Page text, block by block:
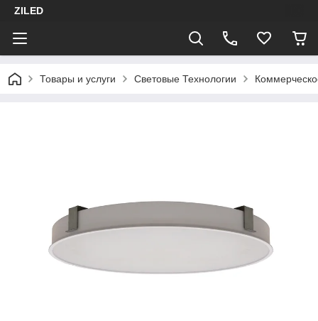
ZILED
Товары и услуги Световые Технологии